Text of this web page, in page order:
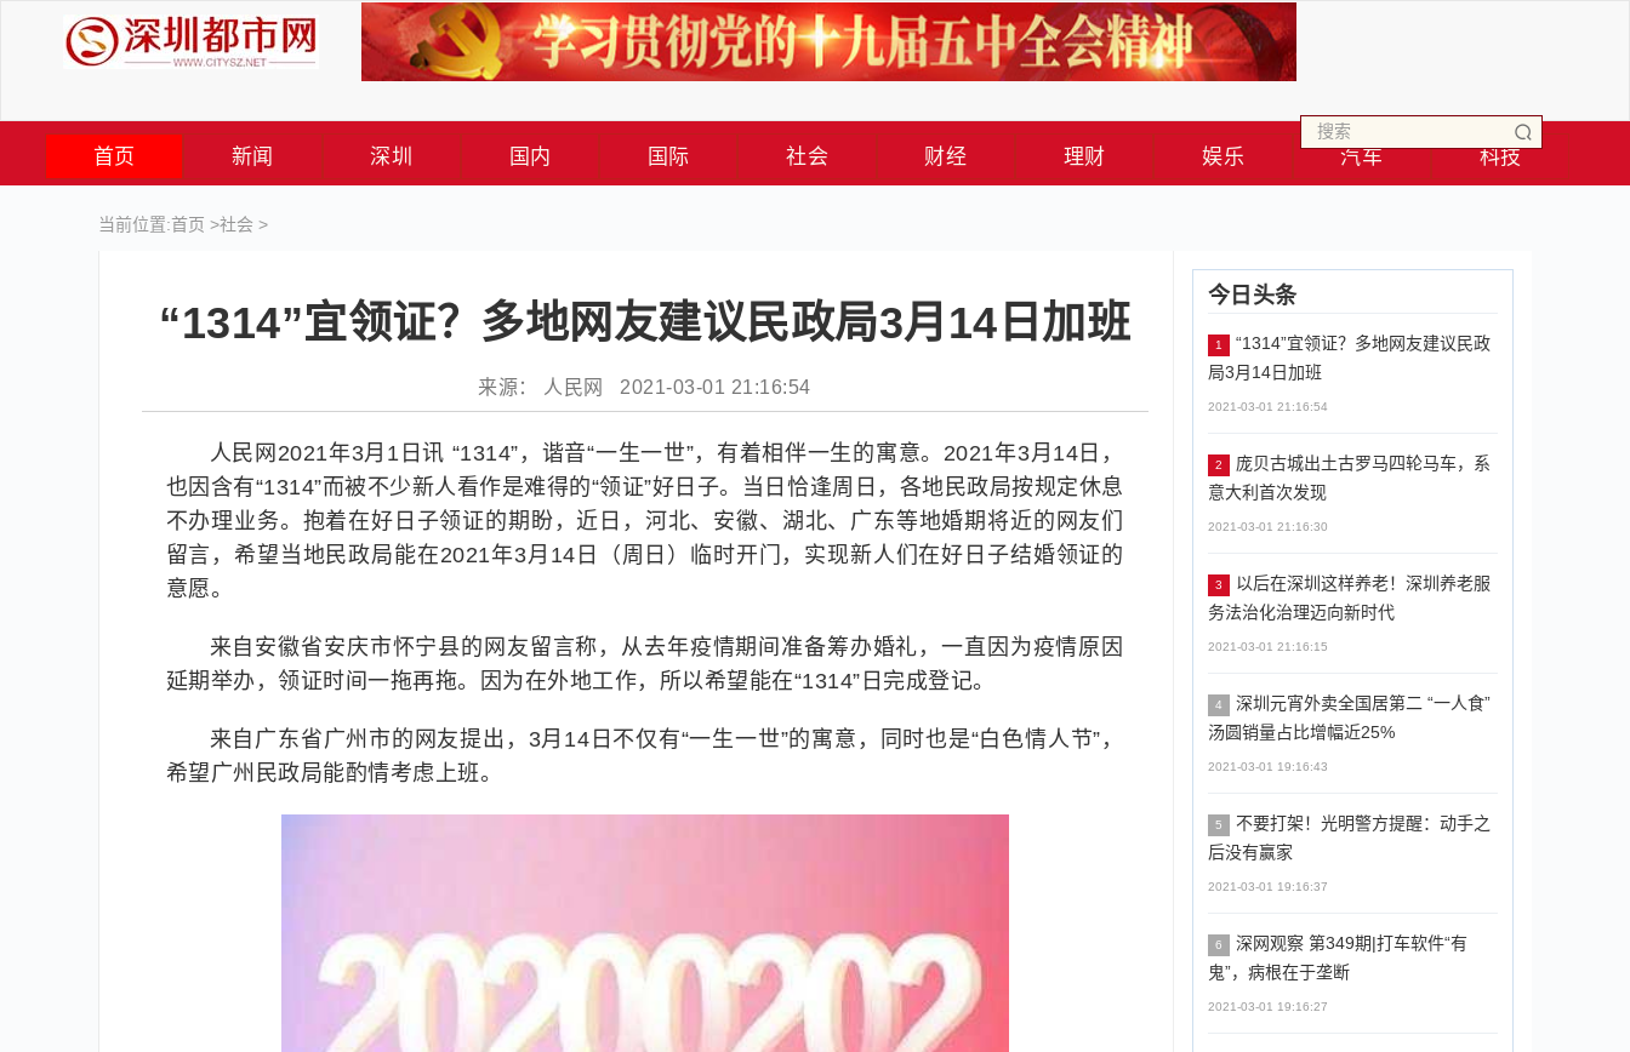
首页 新闻 深圳 国内 国际 社会 财经 理财 娱乐 汽车 科技
当前位置:首页 >社会 >
“1314”宜领证？多地网友建议民政局3月14日加班
来源： 人民网 2021-03-01 21:16:54
人民网2021年3月1日讯 “1314”，谐音“一生一世”，有着相伴一生的寓意。2021年3月14日，
也因含有“1314”而被不少新人看作是难得的“领证”好日子。当日恰逢周日，各地民政局按规定休息
不办理业务。抱着在好日子领证的期盼，近日，河北、安徽、湖北、广东等地婚期将近的网友们
留言，希望当地民政局能在2021年3月14日（周日）临时开门，实现新人们在好日子结婚领证的
意愿。
来自安徽省安庆市怀宁县的网友留言称，从去年疫情期间准备筹办婚礼，一直因为疫情原因
延期举办，领证时间一拖再拖。因为在外地工作，所以希望能在“1314”日完成登记。
来自广东省广州市的网友提出，3月14日不仅有“一生一世”的寓意，同时也是“白色情人节”，
希望广州民政局能酌情考虑上班。
今日头条
1
“1314”宜领证？多地网友建议民政
局3月14日加班
2021-03-01 21:16:54
2
庞贝古城出土古罗马四轮马车，系
意大利首次发现
2021-03-01 21:16:30
3
以后在深圳这样养老！深圳养老服
务法治化治理迈向新时代
2021-03-01 21:16:15
4
深圳元宵外卖全国居第二 “一人食”
汤圆销量占比增幅近25%
2021-03-01 19:16:43
5
不要打架！光明警方提醒：动手之
后没有赢家
2021-03-01 19:16:37
6
深网观察 第349期|打车软件“有
鬼”，病根在于垄断
2021-03-01 19:16:27